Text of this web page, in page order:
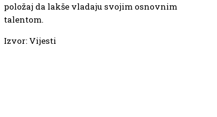
položaj da lakše vladaju svojim osnovnim
talentom.
Izvor: Vijesti